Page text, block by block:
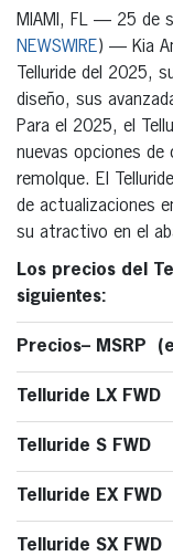
MIAMI, FL — 25 de
NEWSWIRE) — Kia
Telluride del 2025,
diseño, sus
Para el 2025, el
nuevas opciones de
remolque. El
de actualizaciones
su atractivo en el
Los precios del
siguientes:
Precios– MSRP
Telluride LX FWD
Telluride S FWD
Telluride EX FWD
Telluride SX FWD